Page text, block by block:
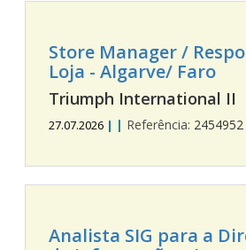
Store Manager /
Loja - Algarve/ Faro
Triumph International II
27.07.2026 | | Referência: 2454952
Analista SIG para a